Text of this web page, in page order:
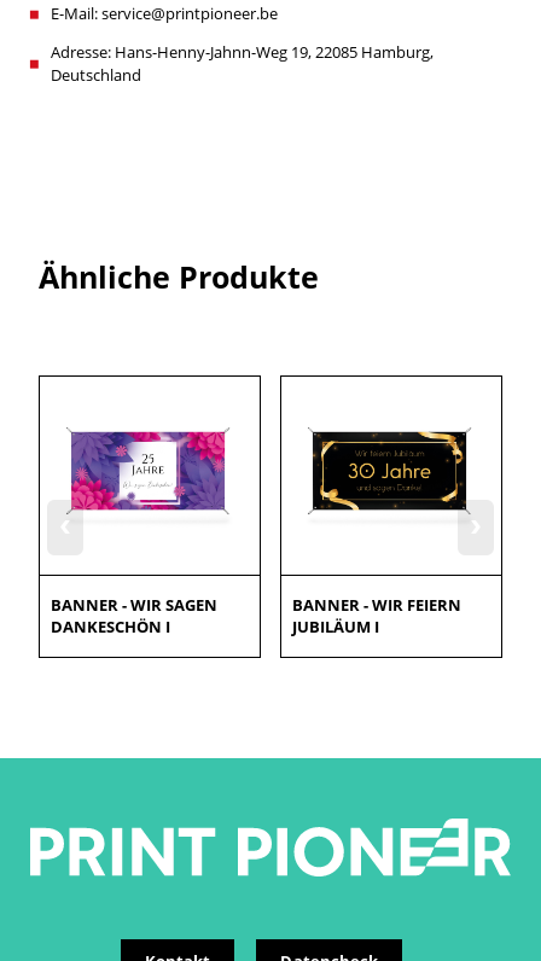
E-Mail: service@printpioneer.be
Adresse: Hans-Henny-Jahnn-Weg 19, 22085 Hamburg,
Deutschland
Ähnliche Produkte
‹ ›
BANNER - WIR SAGEN
DANKESCHÖN I
BANNER - WIR FEIERN
JUBILÄUM I